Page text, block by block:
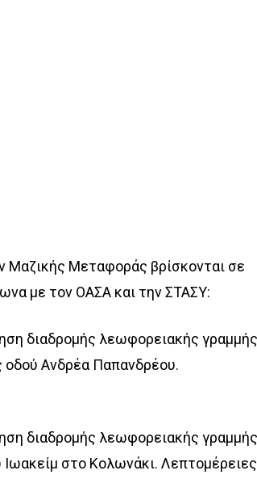
Μεταφοράς βρίσκονται σε
με τον ΟΑΣΑ και την ΣΤΑΣΥ:
διαδρομής λεωφορειακής γραμμής
Ανδρέα Παπανδρέου.
διαδρομής λεωφορειακής γραμμής
στο Κολωνάκι. Λεπτομέρειες